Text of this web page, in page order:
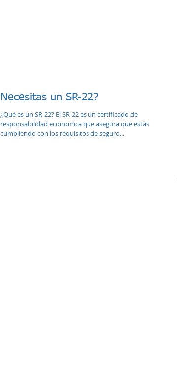
Necesitas un SR-22?
¿Qué es un SR-22? El SR-22 es un certificado de
responsabilidad economica que asegura que estás
cumpliendo con los requisitos de seguro...